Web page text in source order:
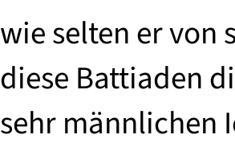
wie selten er von
diese Battiaden
sehr männlichen